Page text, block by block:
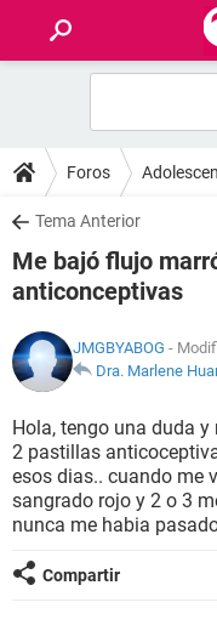
FOROS
SALUD
FAMILIA
NUTRICIÓN
SEXUALIDAD
GLOSARIO
Foros
Tema Anterior
Me bajó flujo
anticonceptivas
JMGBYABOG -
Dra. Marlene
Hola, tengo una duda
2 pastillas
esos dias.. cuando me
sangrado rojo y 2 o 3
nunca me habia
Compartir